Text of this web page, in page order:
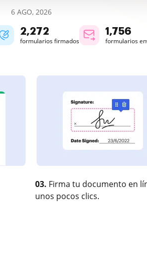
6 AGO, 2026
2,272
formularios firmados
1,756
formularios
03. Firma tu documento en
unos pocos clics.